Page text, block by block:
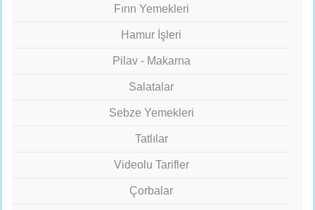
Fırın Yemekleri
Hamur İşleri
Pilav - Makarna
Salatalar
Sebze Yemekleri
Tatlılar
Videolu Tarifler
Çorbalar